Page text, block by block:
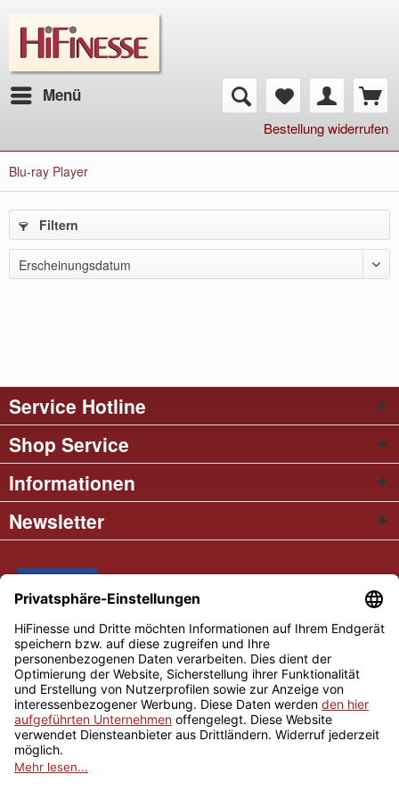
Menü
Bestellung widerrufen
Blu-ray Player
Filtern
Erscheinungsdatum
Service Hotline
Shop Service
Informationen
Newsletter
* Alle Preise inkl. gesetzl. Mehrwertsteuer
Cookie settings Händler-Login
Über uns
Kontakt und Anfahrt
Versand und Zahlungsbedingungen